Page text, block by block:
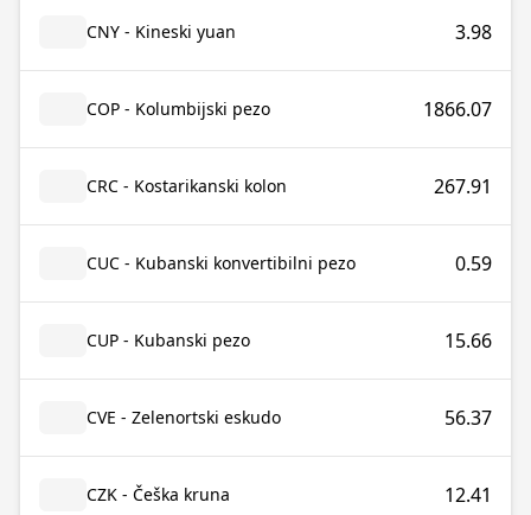
CNY - Kineski yuan 3.98
COP - Kolumbijski pezo 1866.07
CRC - Kostarikanski kolon 267.91
CUC - Kubanski konvertibilni pezo 0.59
CUP - Kubanski pezo 15.66
CVE - Zelenortski eskudo 56.37
CZK - Češka kruna 12.41